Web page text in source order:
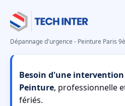
Dépannage d'urgence - Peinture Paris
Besoin d'une intervention
Peinture, professionnelle
fériés.